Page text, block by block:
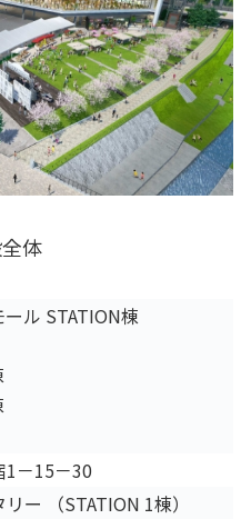
体
ル STATION棟
1－15－30
ー （STATION 1棟）